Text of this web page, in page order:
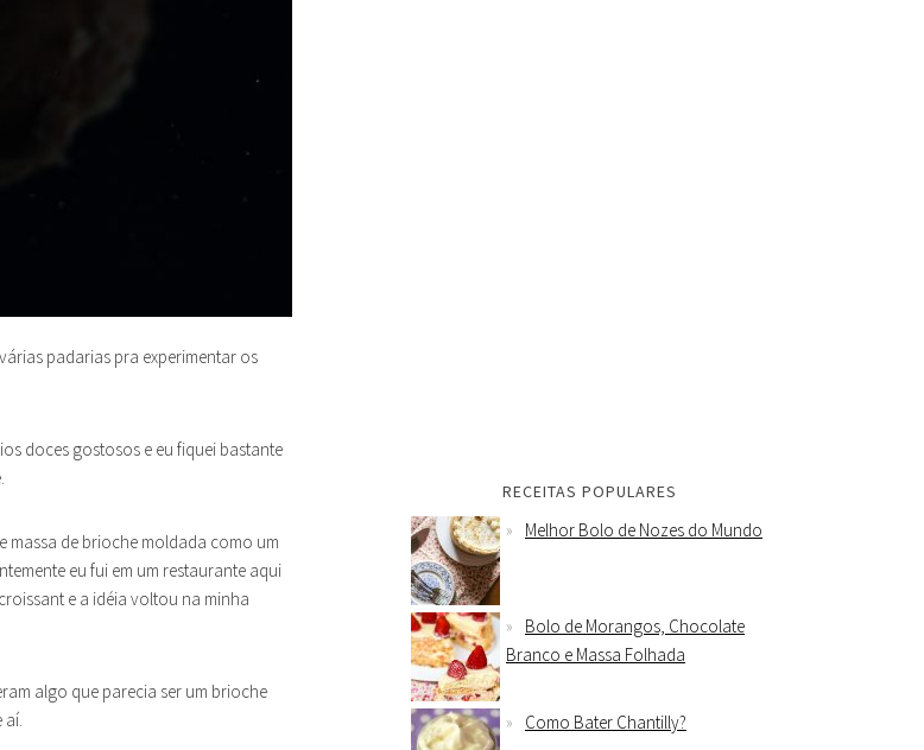
padarias pra experimentar os
doces gostosos e eu fiquei bastante
massa de brioche moldada como um
eu fui em um restaurante aqui
e a idéia voltou na minha
algo que parecia ser um brioche
RECEITAS POPULARES
Melhor Bolo de Nozes do Mundo
Bolo de Morangos, Chocolate
Branco e Massa Folhada
Como Bater Chantilly?